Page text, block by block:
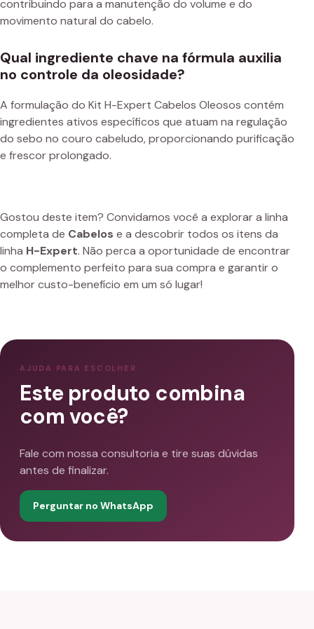
contribuindo para a manutenção do volume e do
movimento natural do cabelo.
Qual ingrediente chave na fórmula auxilia
no controle da oleosidade?
A formulação do Kit H-Expert Cabelos Oleosos contém
ingredientes ativos específicos que atuam na regulação
do sebo no couro cabeludo, proporcionando purificação
e frescor prolongado.
Gostou deste item? Convidamos você a explorar a linha
completa de Cabelos e a descobrir todos os itens da
linha H-Expert. Não perca a oportunidade de encontrar
o complemento perfeito para sua compra e garantir o
melhor custo-benefício em um só lugar!
AJUDA PARA ESCOLHER
Este produto combina
com você?
Fale com nossa consultoria e tire suas dúvidas
antes de finalizar.
Perguntar no WhatsApp